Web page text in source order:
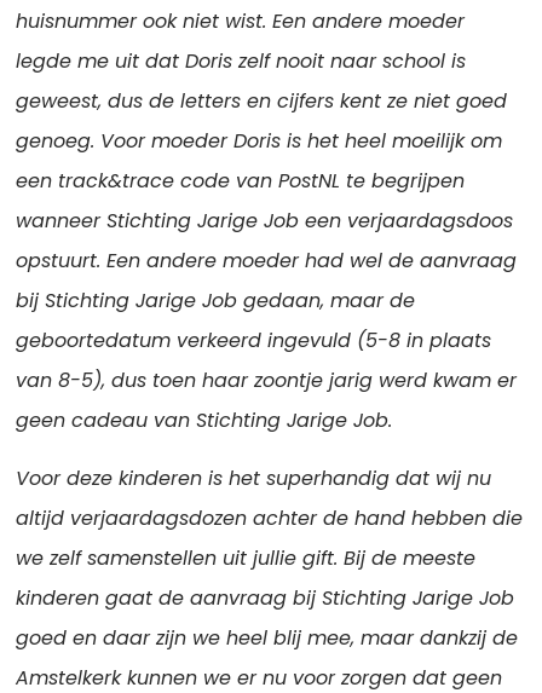
huisnummer ook niet wist. Een andere moeder
legde me uit dat Doris zelf nooit naar school is
geweest, dus de letters en cijfers kent ze niet goed
genoeg. Voor moeder Doris is het heel moeilijk om
een track&trace code van PostNL te begrijpen
wanneer Stichting Jarige Job een verjaardagsdoos
opstuurt. Een andere moeder had wel de aanvraag
bij Stichting Jarige Job gedaan, maar de
geboortedatum verkeerd ingevuld (5-8 in plaats
van 8-5), dus toen haar zoontje jarig werd kwam er
geen cadeau van Stichting Jarige Job.
Voor deze kinderen is het superhandig dat wij nu
altijd verjaardagsdozen achter de hand hebben die
we zelf samenstellen uit jullie gift. Bij de meeste
kinderen gaat de aanvraag bij Stichting Jarige Job
goed en daar zijn we heel blij mee, maar dankzij de
Amstelkerk kunnen we er nu voor zorgen dat geen